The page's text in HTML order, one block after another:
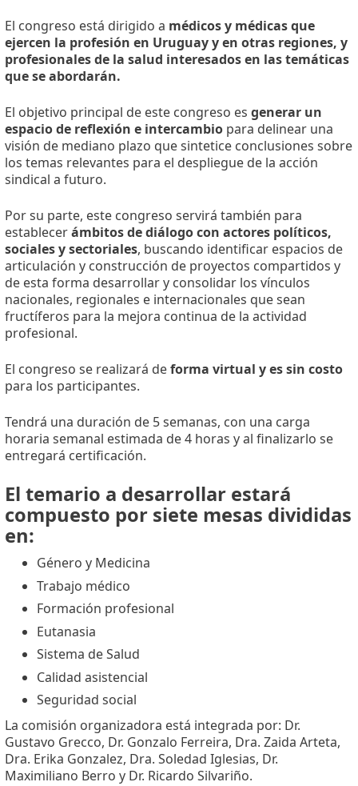
El congreso está dirigido a médicos y médicas que
ejercen la profesión en Uruguay y en otras regiones, y
profesionales de la salud interesados en las temáticas
que se abordarán.
El objetivo principal de este congreso es generar un
espacio de reflexión e intercambio para delinear una
visión de mediano plazo que sintetice conclusiones sobre
los temas relevantes para el despliegue de la acción
sindical a futuro.
Por su parte, este congreso servirá también para
establecerámbitos de diálogo con actores políticos,
sociales y sectoriales, buscando identificar espacios de
articulación y construcción de proyectos compartidos y
de esta forma desarrollar y consolidar los vínculos
nacionales, regionales e internacionales que sean
fructíferos para la mejora continua de la actividad
profesional.
El congreso se realizará deforma virtual y es sin costo
para los participantes.
Tendrá una duración de 5 semanas, con una carga
horaria semanal estimada de 4 horas y al finalizarlo se
entregará certificación.
El temario a desarrollar estará
compuesto por siete mesas divididas
en:
Género y Medicina
Trabajo médico
Formación profesional
Eutanasia
Sistema de Salud
Calidad asistencial
Seguridad social
La comisión organizadora está integrada por: Dr.
Gustavo Grecco, Dr. Gonzalo Ferreira, Dra. Zaida Arteta,
Dra. Erika Gonzalez, Dra. Soledad Iglesias, Dr.
Maximiliano Berro y Dr. Ricardo Silvariño.